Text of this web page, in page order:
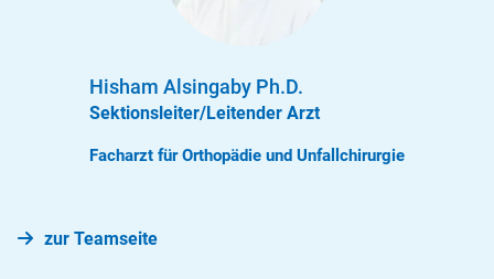
Hisham Alsingaby Ph.D.
Sektionsleiter/Leitender Arzt
Facharzt für Orthopädie und Unfallchirurgie
zur Teamseite